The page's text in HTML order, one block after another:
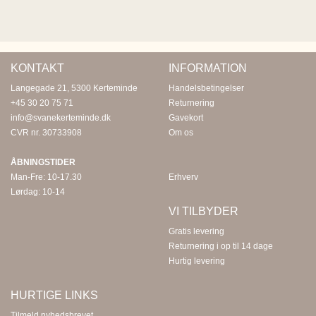
KONTAKT
Langegade 21, 5300 Kerteminde
+45 30 20 75 71
info@svanekerteminde.dk
CVR nr. 30733908
ÅBNINGSTIDER
Man-Fre: 10-17.30
Lørdag: 10-14
INFORMATION
Handelsbetingelser
Returnering
Gavekort
Om os
Erhverv
VI TILBYDER
Gratis levering
Returnering i op til 14 dage
Hurtig levering
HURTIGE LINKS